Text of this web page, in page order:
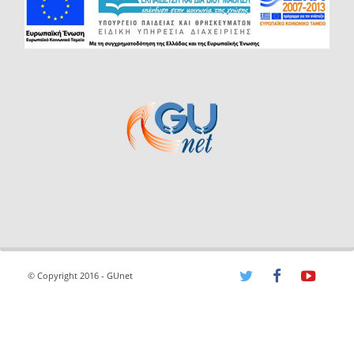
© Copyright 2016 - GUnet